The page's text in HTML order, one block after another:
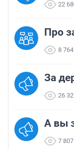
22
Про
8 764
За
26
А вы
7 807